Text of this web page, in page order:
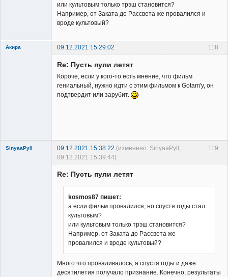
или культовым только трэш становится?
Например, от Заката до Рассвета же провалился и
вроде культовый?
118
Акира 09.12.2021 15:29:02
Re: Пусть пули летят
Короче, если у кого-то есть мнение, что фильм
гениальный, нужно идти с этим фильмом к Gotam'у, он
подтвердит или зарубит.
119
SinyaaPyll 09.12.2021 15:38:22 (изменено: SinyaaPyll,
09.12.2021 15:39:44)
Re: Пусть пули летят
kosmos87 пишет:
а если фильм провалился, но спустя годы стал
культовым?
или культовым только трэш становится?
Например, от Заката до Рассвета же
провалился и вроде культовый?
Много что проваливалось, а спустя годы и даже
десятилетия получало признание. Конечно, результаты